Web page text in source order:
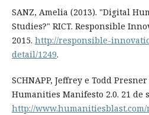
SANZ, Amelia (2013). "Digital
Studies?" RICT. Responsible
2015. http://responsible-
detail/1249.
SCHNAPP, Jeffrey e Todd
Humanities Manifesto 2.0. 21 de
http://